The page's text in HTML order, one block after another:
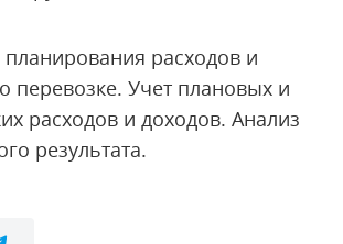
расходов и
перевозке. Учет плановых и
расходов и доходов. Анализ
результата.